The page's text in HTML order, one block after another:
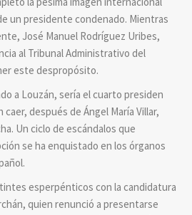
un presidente condenado. Mientras
José Manuel Rodríguez Uribes,
al Tribunal Administrativo del
este despropósito.
a Louzán, sería el cuarto presiden
después de Ángel María Villar,
Un ciclo de escándalos que
se ha enquistado en los órganos
esperpénticos con la candidatura
quien renunció a presentarse